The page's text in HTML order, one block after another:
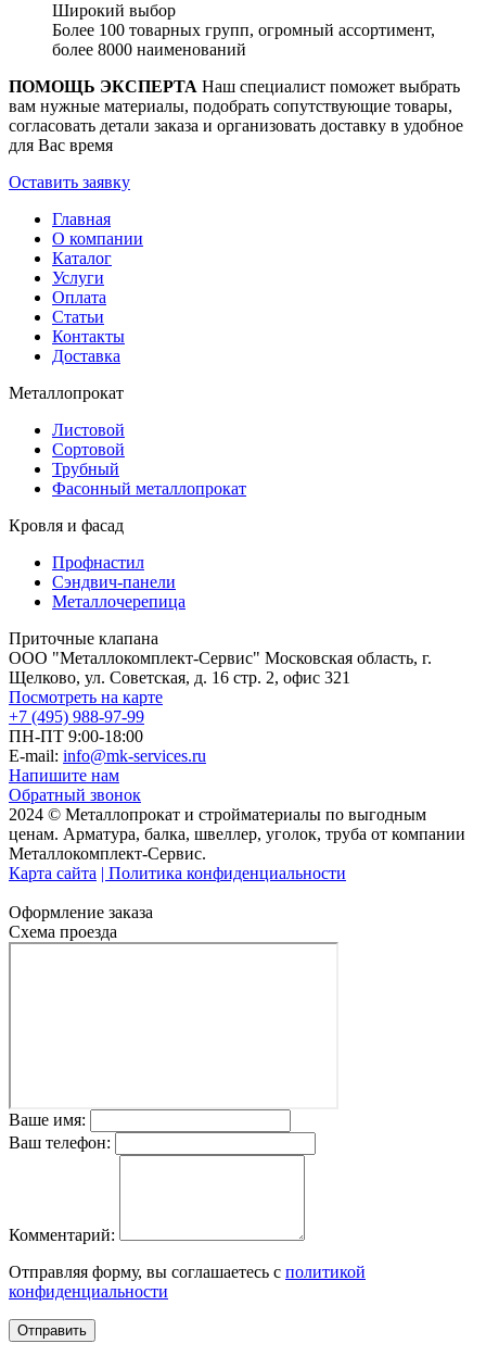
Широкий выбор
Более 100 товарных групп, огромный ассортимент,
более 8000 наименований
ПОМОЩЬ ЭКСПЕРТА Наш специалист поможет выбрать
вам нужные материалы, подобрать сопутствующие товары,
согласовать детали заказа и организовать доставку в удобное
для Вас время
Оставить заявку
Главная
О компании
Каталог
Услуги
Оплата
Статьи
Контакты
Доставка
Металлопрокат
Листовой
Сортовой
Трубный
Фасонный металлопрокат
Кровля и фасад
Профнастил
Сэндвич-панели
Металлочерепица
Приточные клапана
ООО "Металлокомплект-Сервис" Московская область, г.
Щелково, ул. Советская, д. 16 стр. 2, офис 321
Посмотреть на карте
+7 (495) 988-97-99
ПН-ПТ 9:00-18:00
E-mail: info@mk-services.ru
Напишите нам
Обратный звонок
2024 © Металлопрокат и стройматериалы по выгодным
ценам. Арматура, балка, швеллер, уголок, труба от компании
Металлокомплект-Сервис.
Карта сайта | Политика конфиденциальности
Оформление заказа
Схема проезда
Ваше имя:
Ваш телефон:
Комментарий:
Отправляя форму, вы соглашаетесь с политикой
конфиденциальности
Отправить